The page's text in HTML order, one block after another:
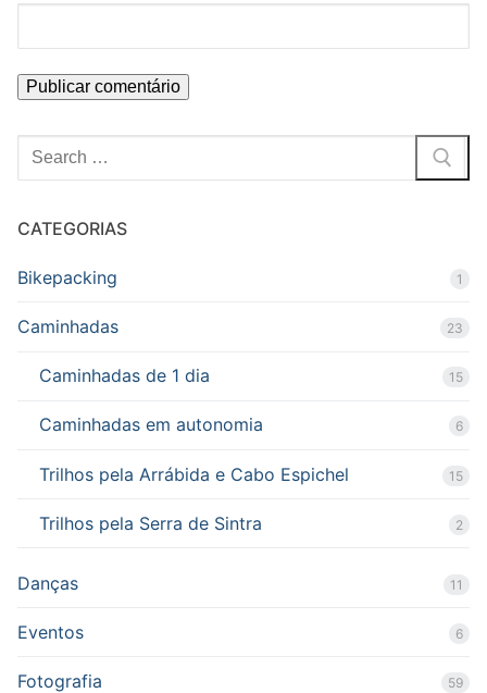
Pesquisar
por:
CATEGORIAS
Bikepacking 1
Caminhadas 23
Caminhadas de 1 dia 15
Caminhadas em autonomia 6
Trilhos pela Arrábida e Cabo Espichel 15
Trilhos pela Serra de Sintra 2
Danças 11
Eventos 6
Fotografia 59